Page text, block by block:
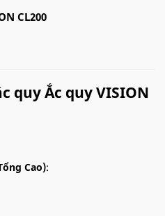
CL200
quy Ắc quy VISION
Cao):